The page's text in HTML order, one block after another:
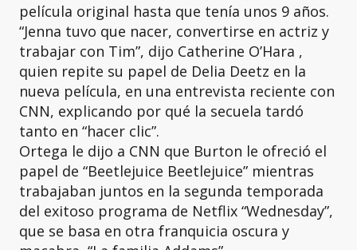
película original hasta que tenía unos 9 años.
“Jenna tuvo que nacer, convertirse en actriz y
trabajar con Tim”, dijo Catherine O’Hara ,
quien repite su papel de Delia Deetz en la
nueva película, en una entrevista reciente con
CNN, explicando por qué la secuela tardó
tanto en “hacer clic”.
Ortega le dijo a CNN que Burton le ofreció el
papel de “Beetlejuice Beetlejuice” mientras
trabajaban juntos en la segunda temporada
del exitoso programa de Netflix “Wednesday”,
que se basa en otra franquicia oscura y